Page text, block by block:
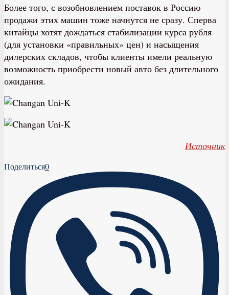
Более того, с возобновлением поставок в Россию
продажи этих машин тоже начнутся не сразу. Сперва
китайцы хотят дождаться стабилизации курса рубля
(для установки «правильных» цен) и насыщения
дилерских складов, чтобы клиенты имели реальную
возможность приобрести новый авто без длительного
ожидания.
Источник
Поделиться0